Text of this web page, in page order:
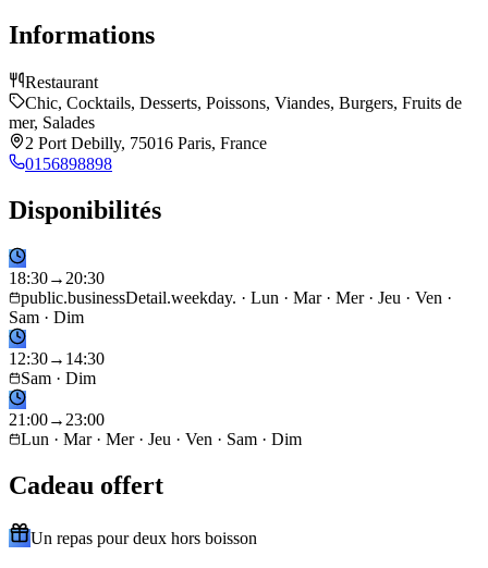
Informations
Restaurant
Chic, Cocktails, Desserts, Poissons, Viandes, Burgers, Fruits de
mer, Salades
2 Port Debilly, 75016 Paris, France
0156898898
Disponibilités
18:30→ 20:30
public.businessDetail.weekday. · Lun · Mar · Mer · Jeu · Ven ·
Sam · Dim
12:30→ 14:30
Sam · Dim
21 :00→ 23:00
Lun · Mar · Mer · Jeu · Ven · Sam · Dim
Cadeau offert
Un repas pour deux hors boisson